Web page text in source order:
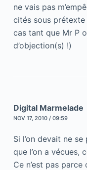
ne vais pas
cités sous prétexte
cas tant que Mr P
d’objection(s) !)
Digital Marmelade
NOV 17, 2010 / 09:59
Si l’on devait ne
que l’on a vécues,
Ce n’est pas parce